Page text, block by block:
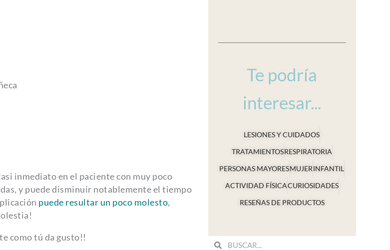
inmediato en el paciente con muy poco
y puede disminuir notablemente el tiempo
puede resultar un poco molesto,
como tú da gusto!!
Te podría
interesar...
LESIONES Y CUIDADOS
TRATAMIENTOSRESPIRATORIA
PERSONAS MAYORESMUJERINFANTIL
ACTIVIDAD FÍSICACURIOSIDADES
RESEÑAS DE PRODUCTOS
SearchSearch